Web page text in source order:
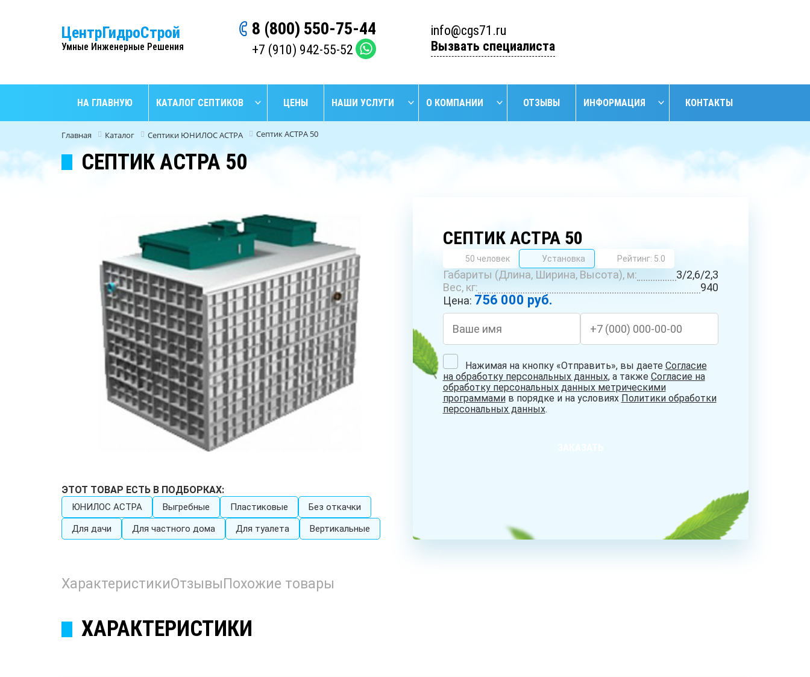
ЦентрГидроСтрой
Умные Инженерные Решения
8 (800) 550-75-44
+7 (910) 942-55-52
info@cgs71.ru
Вызвать специалиста
НА ГЛАВНУЮ КАТАЛОГ СЕПТИКОВ
НАЙТИ
ЦЕНЫ НАШИ УСЛУГИ
НАЙТИ
ОБУСТРОЙСТВО
ОБУСТРОЙСТВО
СКВАЖИН С
АДАПТЕРОМ
РЕМОНТ
СКВАЖИН НА
ВОДУ
БУРЕНИЕ
КОЛОДЦЕВ
БУРЕНИЕ
СИСТЕМЫ
ОЧИСТКИ
СКВАЖИНА НА
ПЕСОК
О КОМПАНИИ ОТЗЫВЫ ИНФОРМАЦИЯ КОНТАКТЫ
Главная Каталог Септики ЮНИЛОС АСТРА Септик АСТРА 50
СЕПТИК АСТРА 50
ЭТОТ ТОВАР ЕСТЬ В ПОДБОРКАХ:
ЮНИЛОС АСТРА Выгребные Пластиковые
Без откачки
Для дачи
Для частного дома Для туалета Вертикальные
СЕПТИК АСТРА 50
50 человек Установка Рейтинг: 5.0
Габариты (Длина, Ширина, Высота), м:
3/2,6/2,3
Вес, кг:
940
Цена: 756 000 руб.
Нажимая на кнопку «Отправить», вы даете Согласие
на обработку персональных данных, а также Согласие на
обработку персональных данных метрическими
программамив порядке и на условиях Политики обработки
персональных данных.
ХарактеристикиОтзывы Похожие товары
ХАРАКТЕРИСТИКИ